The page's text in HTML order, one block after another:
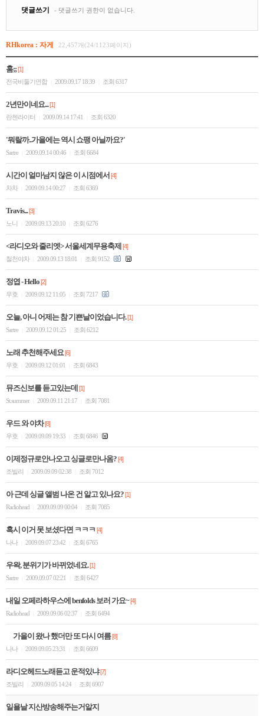
RHkorea : 자게 22,457개(24/1123페이지)
훔;;[1]
전국비둘기연합
2009.09.17 18:39 조회 6317
2년만이네요...[1]
란첸라이터
2009.09.14 17:41 조회 6320
'뭐랄까..가을에는 역시 쇼팽 아닐까요?'
Sartre 2009.09.14 00:46 조회 6684
시간이 얼마남지 않은 이 시점에서 [4]
차차
2009.09.14 00:27 조회 6369
Travis...[3]
노니
2009.09.13 20:10 조회 6276
<라디오와 줄리엣> 서울세계무용축제 [4]
철천야차
2009.09.13 18:01 조회 9152
정엽 - Hello[2]
우호
2009.09.12 11:05 조회 7217
오늘, 아니 어제는 참 기쁜날이었습니다.[1]
Sartre
2009.09.12 01:25 조회 6212
노래 추천해주세요[6]
우호
2009.09.12 01:01 조회 6843
뮤즈신보를 듣고있는데 [1]
St.summer
2009.09.11 21:17 조회 7081
우드 와 야차[8]
우호
2009.09.09 19:33 조회 6846
이제정규로안나오고 싱글로만나옴?[4]
조빌리
2009.09.09 02:38 조회 7012
아 근데 싱글 앨범 나온 건 알고 있나요?[1]
Radiohead
2009.09.09 00:04 조회 7085
혹시 이거 못 보셨다면 ㅋㅋㅋ [4]
나나
2009.09.07 23:42 조회 6765
우왁, 분위기가 바뀌었네요.[1]
Sartre
2009.09.07 02:21 조회 6427
내일 오페라하우스에 benfolds 보러 가요~[4]
Radiohead
2009.09.06 02:37 조회 6494
가을이 왔나 했더만 또 다시 여름[8]
나나
2009.09.05 23:31 조회 6609
라디오헤드노래듣고 운적있냐[7]
조빌리
2009.09.05 14:24 조회 6907
일욜날 지산방송해주는거알지